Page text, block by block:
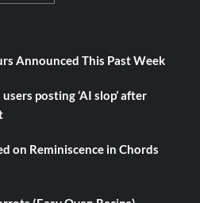
Announced This Past Week
posting ‘AI slop’ after
on Reminiscence in Chords